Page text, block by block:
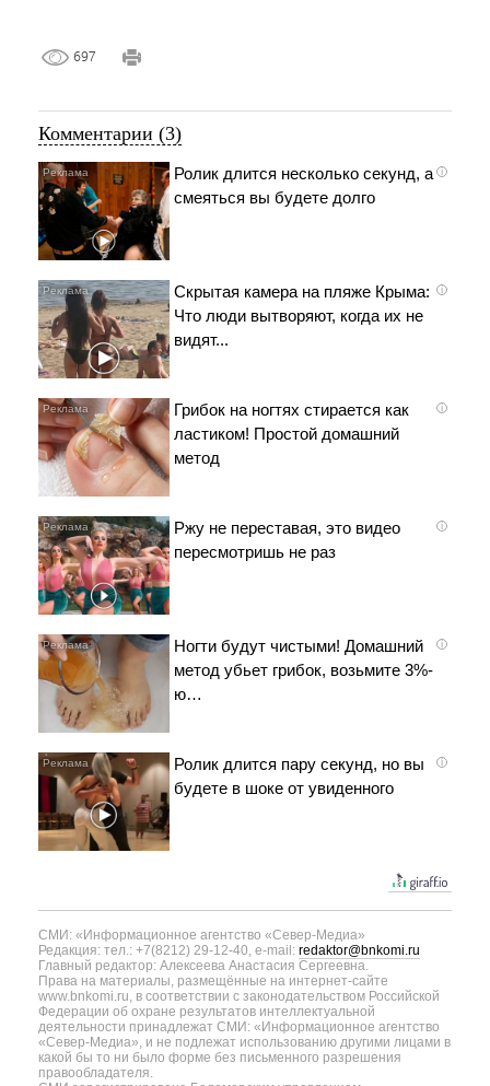
697
Комментарии (3)
i
Ролик длится несколько секунд, а
смеяться вы будете долго
i
Скрытая камера на пляже Крыма:
Что люди вытворяют, когда их не
видят...
i
Грибок на ногтях стирается как
ластиком! Простой домашний
метод
i
Ржу не переставая, это видео
пересмотришь не раз
i
Ногти будут чистыми! Домашний
метод убьет грибок, возьмите 3%-
ю…
i
Ролик длится пару секунд, но вы
будете в шоке от увиденного
СМИ: «Информационное агентство «Север-Медиа»
Редакция: тел.: +7(8212) 29-12-40, e-mail: redaktor@bnkomi.ru
Главный редактор: Алексеева Анастасия Сергеевна.
Права на материалы, размещённые на интернет-сайте
www.bnkomi.ru, в соответствии с законодательством Российской
Федерации об охране результатов интеллектуальной
деятельности принадлежат СМИ: «Информационное агентство
«Север-Медиа», и не подлежат использованию другими лицами в
какой бы то ни было форме без письменного разрешения
правообладателя.